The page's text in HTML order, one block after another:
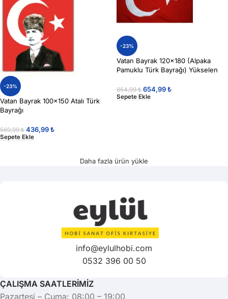
-23%
Vatan Bayrak 100×150 Atalı Türk
Bayrağı
569,99₺ 436,99₺
Sepete Ekle
-23%
Vatan Bayrak 120×180 (Alpaka
Pamuklu Türk Bayrağı) Yükselen
854,99₺ 654,99₺
Sepete Ekle
Daha fazla ürün yükle
info@eylulhobi.com
0532 396 00 50
ÇALIŞMA SAATLERİMİZ
Pazartesi – Cuma: 08:00 – 19:00